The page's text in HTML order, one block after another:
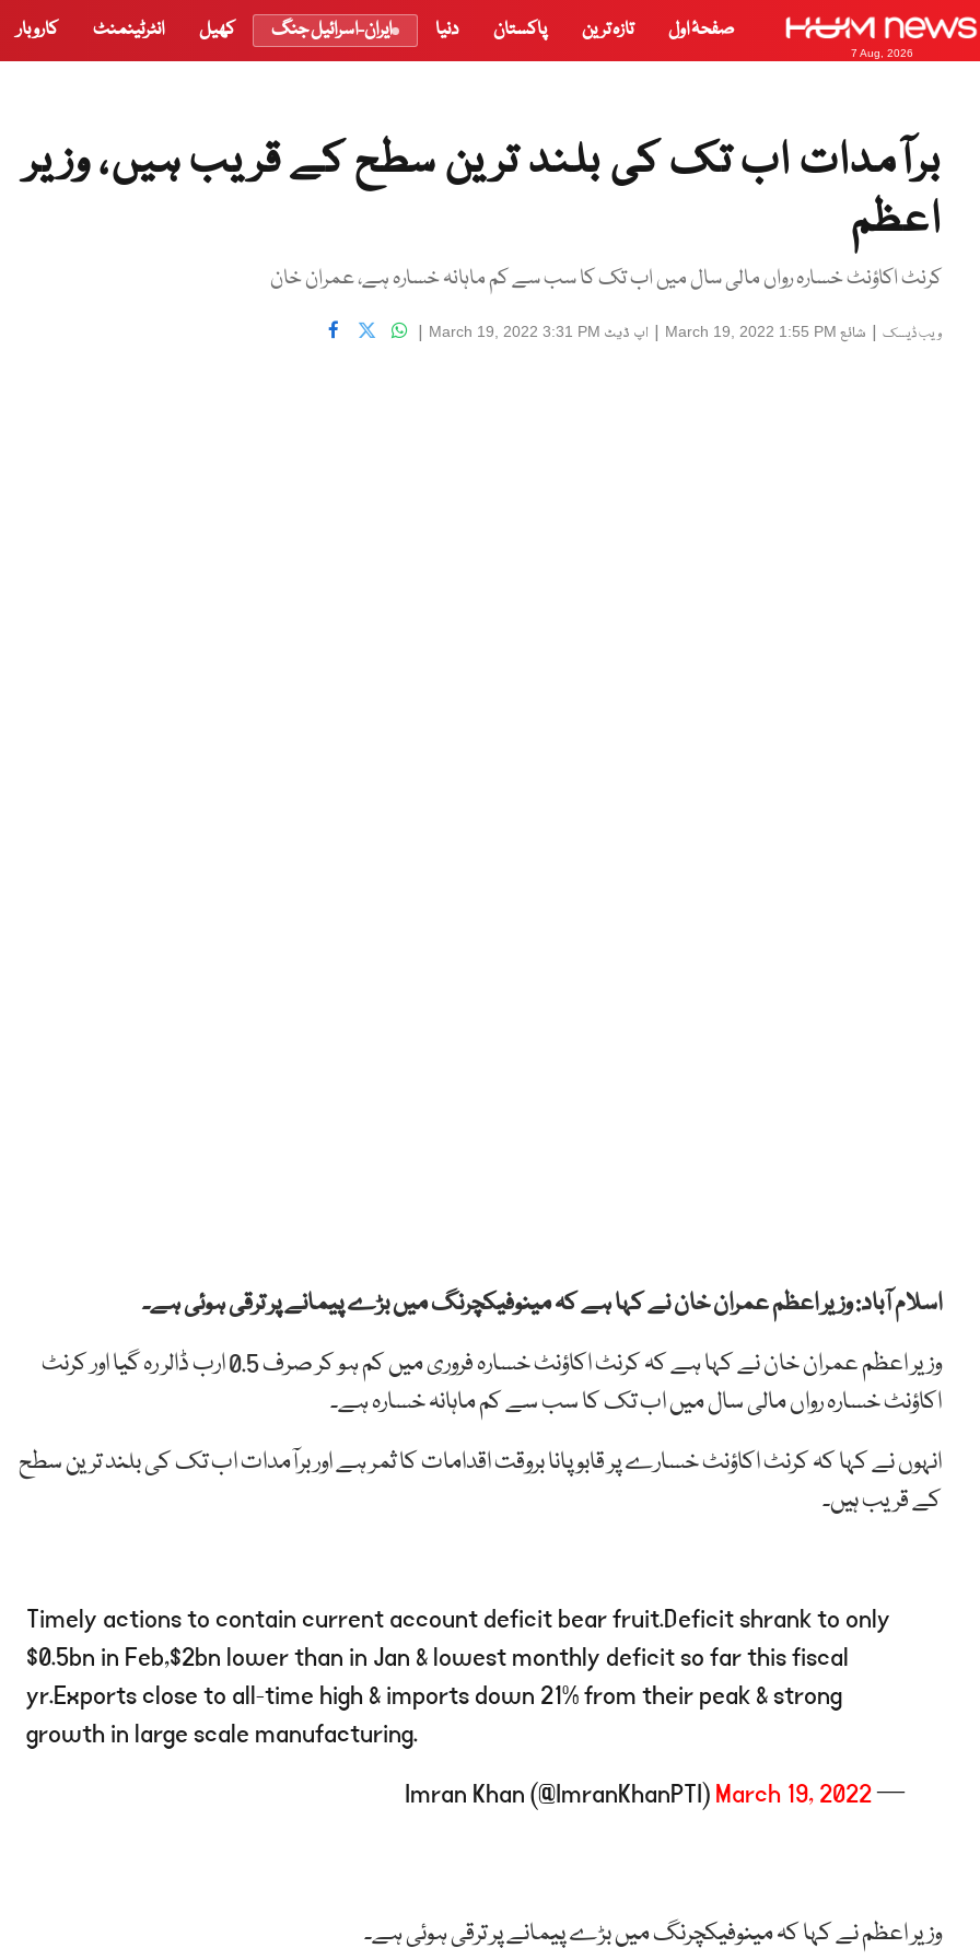
7 Aug, 2026
صفحۂ اول تازہ ترین پاکستان دنیا ایران-اسرائیل جنگ کھیل انٹرٹینمنٹ کاروبار
برآمدات اب تک کی بلند ترین سطح کے قریب ہیں، وزیر
اعظم
کرنٹ اکاؤنٹ خسارہ رواں مالی سال میں اب تک کا سب سے کم ماہانہ خسارہ ہے، عمران خان
ویب ڈیسک | شائع March 19, 2022 1:55 PM
| اپ ڈیٹ March 19, 2022 3:31 PM
|
اسلام آباد: وزیر اعظم عمران خان نے کہا ہے کہ مینوفیکچرنگ میں بڑے پیمانے پر ترقی ہوئی ہے۔
وزیر اعظم عمران خان نے کہا ہے کہ کرنٹ اکاؤنٹ خسارہ فروری میں کم ہو کر صرف 0.5 ارب ڈالر رہ گیا اور کرنٹ
اکاؤنٹ خسارہ رواں مالی سال میں اب تک کا سب سے کم ماہانہ خسارہ ہے۔
انہوں نے کہا کہ کرنٹ اکاؤنٹ خسارے پر قابو پانا بروقت اقدامات کا ثمر ہے اور برآمدات اب تک کی بلند ترین سطح
کے قریب ہیں۔
Timely actions to contain current account deficit bear fruit.Deficit shrank to only
$0.5bn in Feb,$2bn lower than in Jan & lowest monthly deficit so far this fiscal
yr.Exports close to all-time high & imports down 21% from their peak & strong
growth in large scale manufacturing.
— Imran Khan (@ImranKhanPTI)
March 19, 2022
وزیر اعظم نے کہا کہ مینوفیکچرنگ میں بڑے پیمانے پر ترقی ہوئی ہے۔